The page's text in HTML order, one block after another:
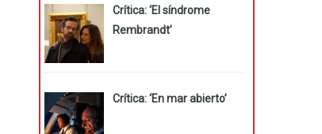
Crítica: ‘El síndrome
Rembrandt’
Crítica: ‘En mar abierto’